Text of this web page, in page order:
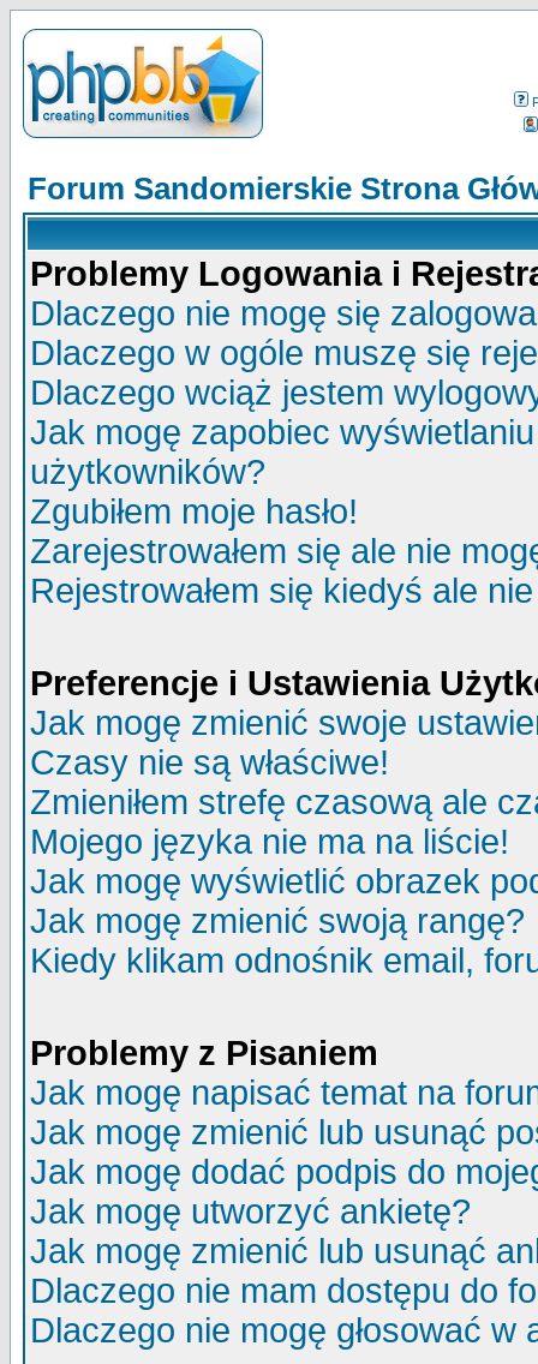
Forum Sandomierskie Strona
Problemy Logowania i
Dlaczego nie mogę się
Dlaczego w ogóle muszę się
Dlaczego wciąż jestem
Jak mogę zapobiec
użytkowników?
Zgubiłem moje hasło!
Zarejestrowałem się ale nie
Rejestrowałem się kiedyś ale
Preferencje i Ustawienia
Jak mogę zmienić swoje
Czasy nie są właściwe!
Zmieniłem strefę czasową ale
Mojego języka nie ma na liście!
Jak mogę wyświetlić obrazek
Jak mogę zmienić swoją rangę?
Kiedy klikam odnośnik email,
Problemy z Pisaniem
Jak mogę napisać temat na
Jak mogę zmienić lub usunąć
Jak mogę dodać podpis do
Jak mogę utworzyć ankietę?
Jak mogę zmienić lub usunąć
Dlaczego nie mam dostępu do
Dlaczego nie mogę głosować w